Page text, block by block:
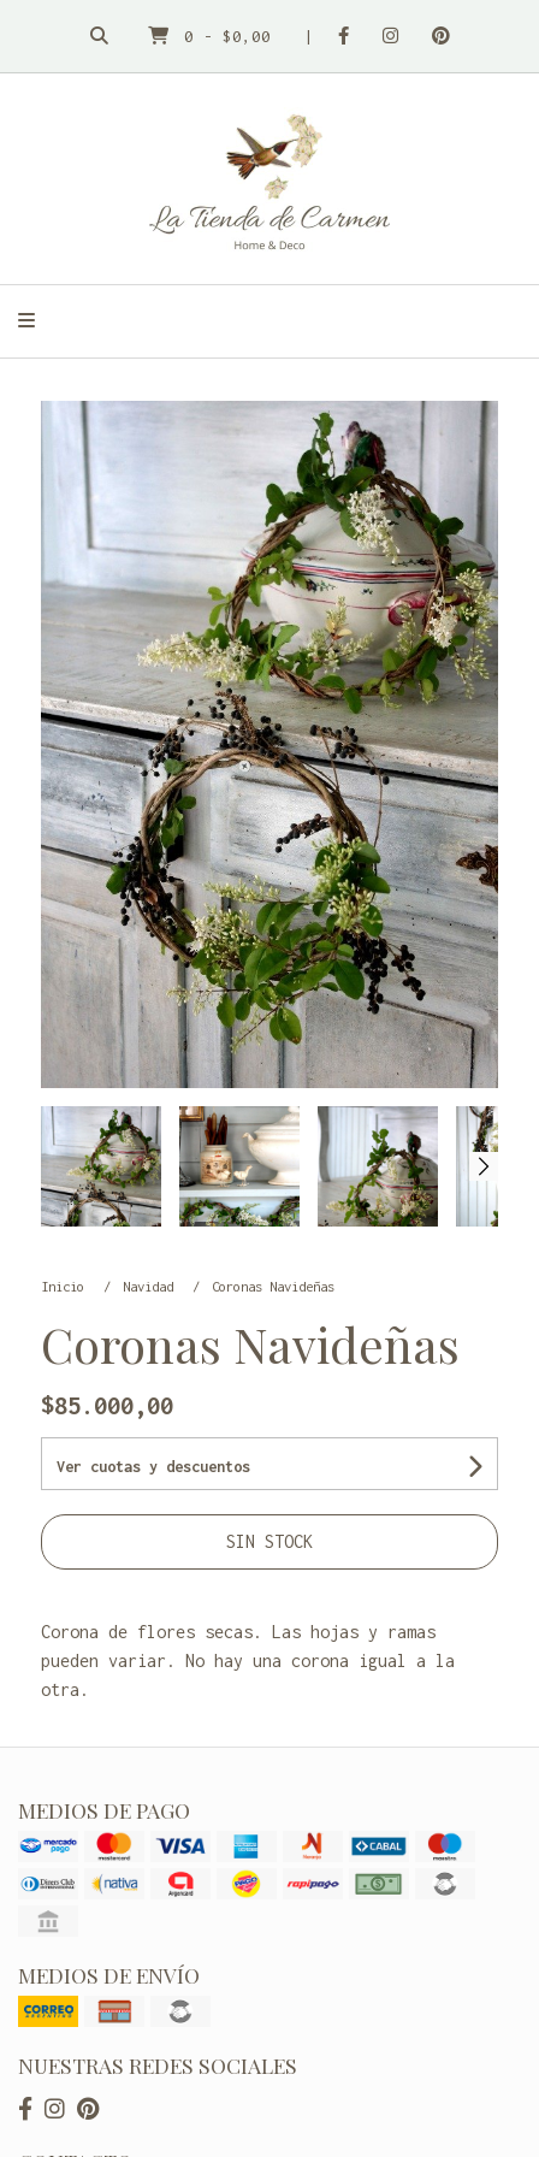
0 - $0,00
Inicio Navidad Coronas Navideñas
Coronas Navideñas
$85.000,00
Ver cuotas y descuentos
SIN STOCK
Corona de flores secas. Las hojas y ramas
pueden variar. No hay una corona igual a la
otra.
MEDIOS DE PAGO
MEDIOS DE ENVÍO
NUESTRAS REDES SOCIALES